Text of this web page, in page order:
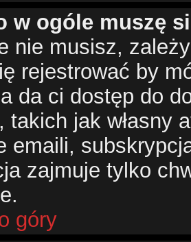
w ogóle muszę
nie musisz,
rejestrować by
da ci dostęp do
takich jak własny
emaili,
zajmuje tylko
góry